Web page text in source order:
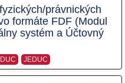
právnických
formáte FDF (Modul
systém a Účtovný
JEDUC